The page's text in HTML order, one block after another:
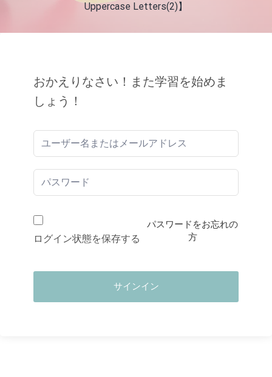
Uppercase Letters(2)】
おかえりなさい！また学習を始めま
しょう！
ログイン状態を保存する
パスワードをお忘れの
方
サインイン